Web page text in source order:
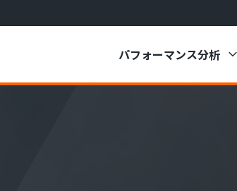
パフォーマンス分析